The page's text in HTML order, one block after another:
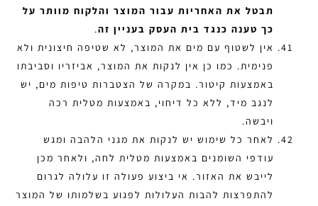
תבטל את האחריות עבור המוצר והלקוח מוותר על
כך טענה כנגד בית העסק בעניין זה.
אין לשטוף עם מים את המוצר, לא שטיפה חיצונית ולא
פנימית. כמו כן אין לנקות את המוצר, אביזריו וסביבתו
באמצעות קיטור. במקרה של הצטברות טיפות מים, יש
לנגב מיד, ללא כל דיחוי, באמצעות מטלית רכה
ויבשה.
לאחר כל שימוש יש לנקות את מגני הלהבה ומגש
עודפי השומנים באמצעות מטלית לחה, ולאחר מכן
לייבש את האזור. אי ביצוע פעולה זו עלולה לגרום
להתפרצות להבות העלולות לפגוע בשלמותו של המוצר